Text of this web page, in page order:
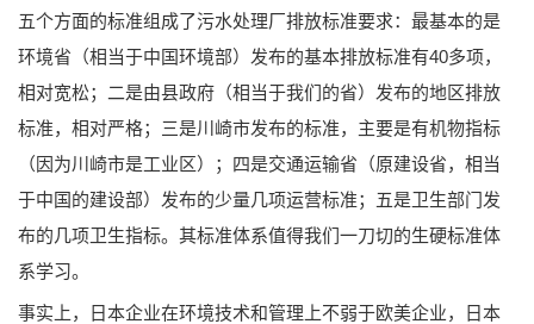
五个方面的标准组成了污水处理厂排放标准要求：最基本的是
环境省（相当于中国环境部）发布的基本排放标准有40多项，
相对宽松；二是由县政府（相当于我们的省）发布的地区排放
标准，相对严格；三是川崎市发布的标准，主要是有机物指标
（因为川崎市是工业区）；四是交通运输省（原建设省，相当
于中国的建设部）发布的少量几项运营标准；五是卫生部门发
布的几项卫生指标。其标准体系值得我们一刀切的生硬标准体
系学习。
事实上，日本企业在环境技术和管理上不弱于欧美企业，日本